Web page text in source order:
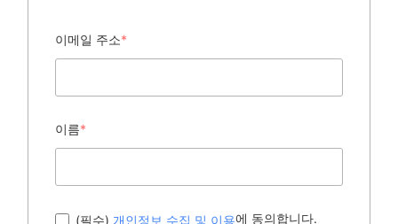
이메일 주소*
이름*
(필수) 개인정보 수집 및 이용에 동의합니다.